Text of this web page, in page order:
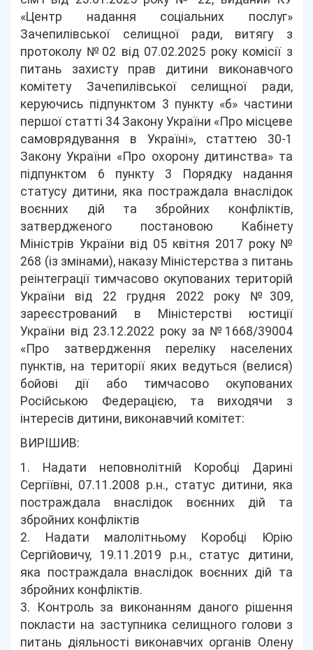
«Центр надання соціальних послуг»
Зачепилівської селищної ради, витягу з
протоколу №02 від 07.02.2025 року комісії з
питань захисту прав дитини виконавчого
комітету Зачепилівської селищної ради,
керуючись підпунктом 3 пункту «б» частини
першої статті 34 Закону України «Про місцеве
самоврядування в Україні», статтею 30-1
Закону України «Про охорону дитинства» та
підпунктом 6 пункту 3 Порядку надання
статусу дитини, яка постраждала внаслідок
воєнних дій та збройних конфліктів,
затвердженого постановою Кабінету
Міністрів України від 05 квітня 2017 року №
268 (із змінами), наказу Міністерства з питань
реінтеграції тимчасово окупованих територій
України від 22 грудня 2022 року №309,
зареєстрований в Міністерстві юстиції
України від 23.12.2022 року за №1668/39004
«Про затвердження переліку населених
пунктів, на території яких ведуться (велися)
бойові дії або тимчасово окупованих
Російською Федерацією, та виходячи з
інтересів дитини, виконавчий комітет:
ВИРІШИВ:
1. Надати неповнолітній Коробці Дарині
Сергіївні, 07.11.2008 р.н., статус дитини, яка
постраждала внаслідок воєнних дій та
збройних конфліктів
2. Надати малолітньому Коробці Юрію
Сергійовичу, 19.11.2019 р.н., статус дитини,
яка постраждала внаслідок воєнних дій та
збройних конфліктів.
3. Контроль за виконанням даного рішення
покласти на заступника селищного голови з
питань діяльності виконавчих органів Олену